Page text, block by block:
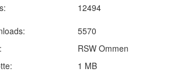
12494
5570
RSW Ommen
1 MB